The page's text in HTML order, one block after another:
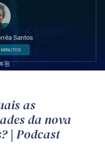
as
da nova
| Podcast